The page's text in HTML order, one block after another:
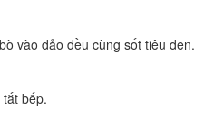
vào đảo đều cùng sốt tiêu đen.
bếp.